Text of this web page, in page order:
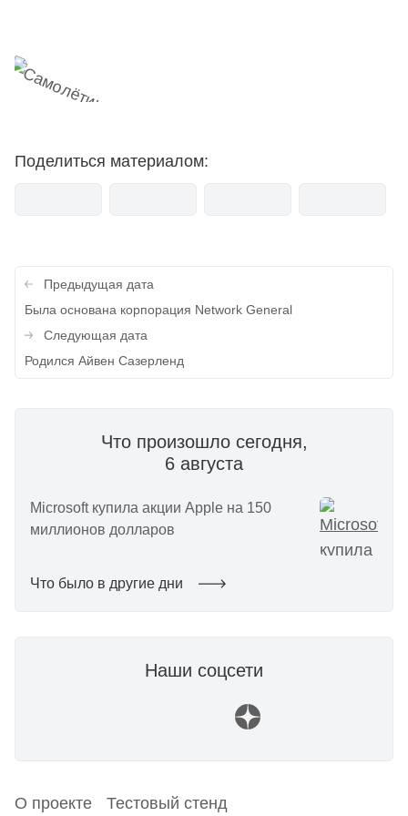
Поделиться материалом:
Навигация
по
записям
Предыдущая дата
Была основана корпорация Network General
Следующая дата
Родился Айвен Сазерленд
Что произошло сегодня,
6 августа
Microsoft купила акции Apple на 150
миллионов долларов
Что было в другие дни
Наши соцсети
О проекте Тестовый стенд